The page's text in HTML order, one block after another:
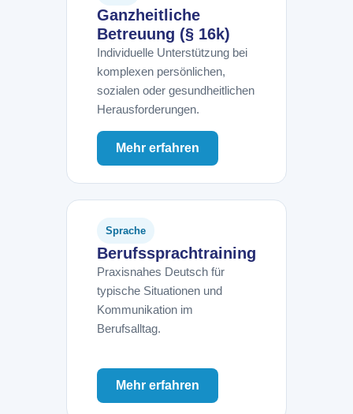
Ganzheitliche
Betreuung (§ 16k)
Individuelle Unterstützung bei
komplexen persönlichen,
sozialen oder gesundheitlichen
Herausforderungen.
Mehr erfahren
Sprache
Berufssprachtraining
Praxisnahes Deutsch für
typische Situationen und
Kommunikation im
Berufsalltag.
Mehr erfahren